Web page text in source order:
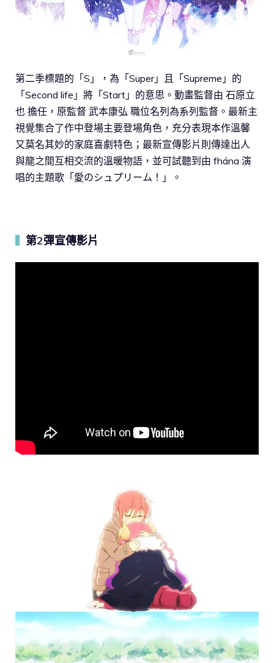
第二季標題的「S」，為「Super」且「Supreme」的
「Second life」將「Start」的意思。動畫監督由 石原立
也 擔任，原監督 武本康弘 職位名列為系列監督。最新主
視覺集合了作中登場主要登場角色，充分表現本作溫馨
又莫名其妙的家庭喜劇特色；最新宣傳影片則傳達出人
與龍之間互相交流的溫暖物語，並可試聽到由 fhána 演
唱的主題歌「愛のシュプリーム！」。
第2彈宣傳影片